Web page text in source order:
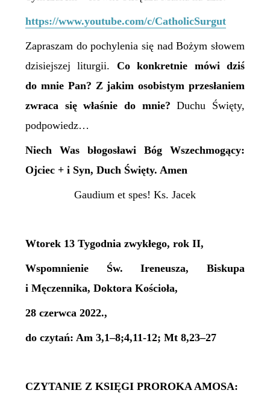
https://www.youtube.com/c/CatholicSurgut
Zapraszam do pochylenia się nad Bożym słowem
dzisiejszej liturgii. Co konkretnie mówi dziś
do mnie Pan? Z jakim osobistym przesłaniem
zwraca się właśnie do mnie?Duchu Święty,
podpowiedz…
Niech Was błogosławi Bóg Wszechmogący:
Ojciec + i Syn, Duch Święty. Amen
Gaudium et spes! Ks. Jacek
Wtorek 13 Tygodnia zwykłego, rok II,
Wspomnienie Św. Ireneusza, Biskupa
i Męczennika, Doktora Kościoła,
28 czerwca 2022.,
do czytań: Am 3,1–8;4,11-12; Mt 8,23–27
CZYTANIE Z KSIĘGI PROROKA AMOSA: